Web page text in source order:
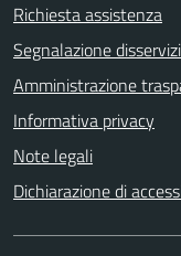
Richiesta assistenza
Segnalazione
Amministrazione
Informativa privacy
Note legali
Dichiarazione di